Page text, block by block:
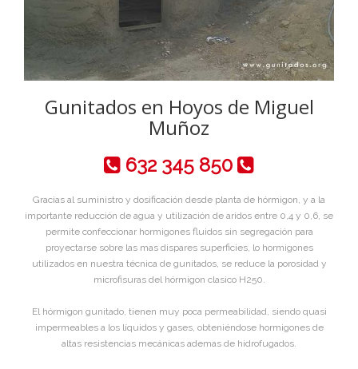
Gunitados en Hoyos de Miguel
Muñoz
632 345 850
Gracias al suministro y dosificación desde planta de hórmigon, y a la
importante reducción de agua y utilización de aridos entre 0,4 y 0,6, se
permite confeccionar hormigones fluidos sin segregación para
proyectarse sobre las mas dispares superficies, lo hormigones
utilizados en nuestra técnica de gunitados, se reduce la porosidad y
microfisuras del hórmigon clasico H250.
El hórmigon gunitado, tienen muy poca permeabilidad, siendo quasi
impermeables a los líquidos y gases, obteniéndose hormigones de
altas resistencias mecánicas ademas de hidrofugados.